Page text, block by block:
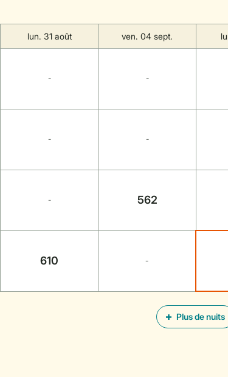
Plus de nuits
lun. 31 août ven. 04 sept.
- -
- -
- 562
610 -